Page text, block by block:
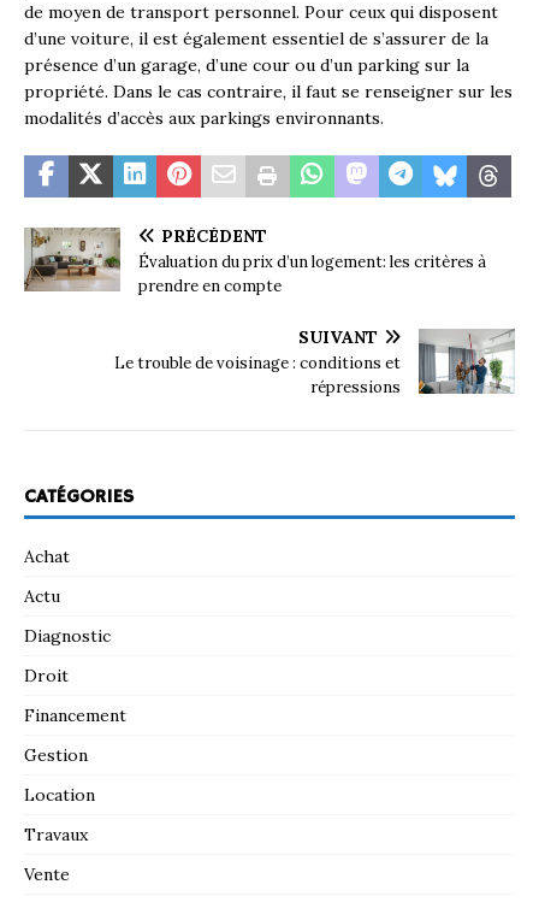
de moyen de transport personnel. Pour ceux qui disposent
d’une voiture, il est également essentiel de s’assurer de la
présence d’un garage, d’une cour ou d’un parking sur la
propriété. Dans le cas contraire, il faut se renseigner sur les
modalités d’accès aux parkings environnants.
PRÉCÉDENT
Évaluation du prix d’un logement: les critères à
prendre en compte
SUIVANT
Le trouble de voisinage : conditions et
répressions
CATÉGORIES
Achat
Actu
Diagnostic
Droit
Financement
Gestion
Location
Travaux
Vente